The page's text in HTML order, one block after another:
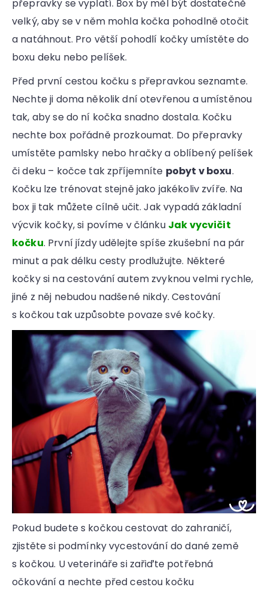
přepravky se vyplatí. Box by měl být dostatečně
velký, aby se v něm mohla kočka pohodlně otočit
a natáhnout. Pro větší pohodlí kočky umístěte do
boxu deku nebo pelíšek.
Před první cestou kočku s přepravkou seznamte.
Nechte ji doma několik dní otevřenou a umístěnou
tak, aby se do ní kočka snadno dostala. Kočku
nechte box pořádně prozkoumat. Do přepravky
umístěte pamlsky nebo hračky a oblíbený pelíšek
či deku – kočce tak zpříjemníte pobyt v boxu.
Kočku lze trénovat stejně jako jakékoliv zvíře. Na
box ji tak můžete cílně učit. Jak vypadá základní
výcvik kočky, si povíme v článku Jak vycvičit
kočku. První jízdy udělejte spíše zkušební na pár
minut a pak délku cesty prodlužujte. Některé
kočky si na cestování autem zvyknou velmi rychle,
jiné z něj nebudou nadšené nikdy. Cestování
s kočkou tak uzpůsobte povaze své kočky.
Pokud budete s kočkou cestovat do zahraničí,
zjistěte si podmínky vycestování do dané země
s kočkou. U veterináře si zařiďte potřebná
očkování a nechte před cestou kočku